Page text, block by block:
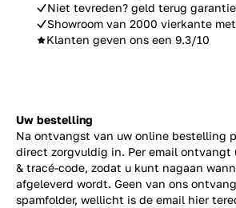
Niet tevreden? geld terug garantie
Showroom van 2000 vierkante
Klanten geven ons een 9.3/10
Uw bestelling
Na ontvangst van uw online bestelling
direct zorgvuldig in. Per email ontvangt
& tracé-code, zodat u kunt nagaan
afgeleverd wordt. Geen van ons
spamfolder, wellicht is de email hier